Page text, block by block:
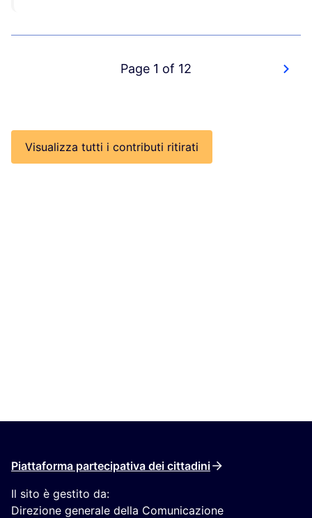
Page 1 of 12
Visualizza tutti i contributi ritirati
Piattaforma partecipativa dei cittadini
Il sito è gestito da:
Direzione generale della Comunicazione